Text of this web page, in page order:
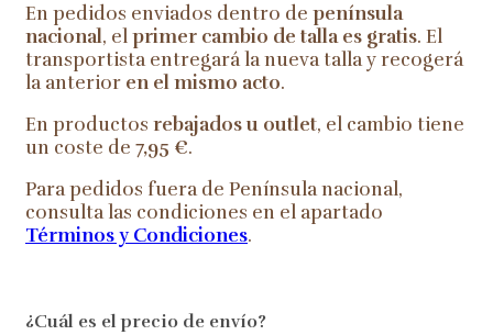
En pedidos enviados dentro de península
nacional, elprimer cambio de talla es gratis. El
transportista entregará la nueva talla y recogerá
la anterior en el mismo acto.
En productos rebajados u outlet, el cambio tiene
un coste de 7,95 €.
Para pedidos fuera de Península nacional,
consulta las condiciones en el apartado
Términos y Condiciones.
¿Cuál es el precio de envío?